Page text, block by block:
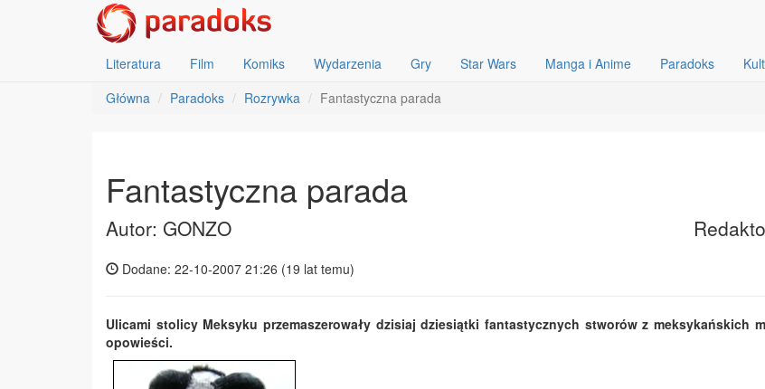
Literatura Film Komiks Wydarzenia Gry Star Wars Manga i Anime Paradoks
Główna
Paradoks Rozrywka Fantastyczna parada
Fantastyczna parada
Autor: GONZO
Dodane: 22-10-2007 21:26 (19 lat temu)
Ulicami stolicy Meksyku przemaszerowały dzisiaj dziesiątki fantastycznych stworów z meksykańskich
opowieści.